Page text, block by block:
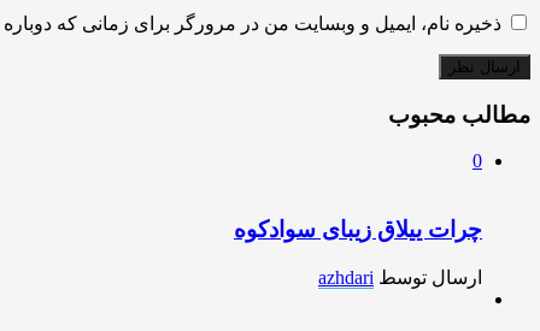
ذخیره نام، ایمیل و وبسایت من در مرورگر برای زمانی که
مطالب محبوب
0
چرات ییلاق زیبای سوادکوه
ارسال توسط azhdari